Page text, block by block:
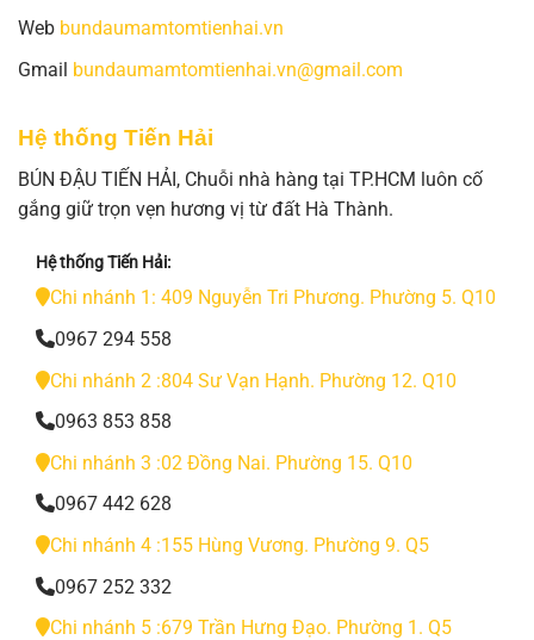
Web bundaumamtomtienhai.vn
Gmail bundaumamtomtienhai.vn@gmail.com
Hệ thống Tiến Hải
BÚN ĐẬU TIẾN HẢI, Chuỗi nhà hàng tại TP.HCM luôn cố
gắng giữ trọn vẹn hương vị từ đất Hà Thành.
Hệ thống Tiến Hải:
Chi nhánh 1: 409 Nguyễn Tri Phương. Phường 5. Q10
0967 294 558
Chi nhánh 2 :804 Sư Vạn Hạnh. Phường 12. Q10
0963 853 858
Chi nhánh 3 :02 Đồng Nai. Phường 15. Q10
0967 442 628
Chi nhánh 4 :155 Hùng Vương. Phường 9. Q5
0967 252 332
Chi nhánh 5 :679 Trần Hưng Đạo. Phường 1. Q5